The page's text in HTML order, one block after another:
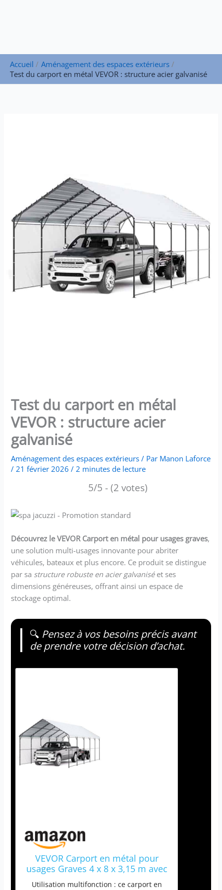
Accueil
Aménagement des espaces extérieurs
Test du carport en métal VEVOR : structure acier galvanisé
Test du carport en métal
VEVOR : structure acier
galvanisé
Aménagement des espaces extérieurs / Par Manon Laforce
/21 février 2026/2 minutes de lecture
5/5 - (2 votes)
Découvrez le VEVOR Carport en métal pour usages graves,
une solution multi-usages innovante pour abriter
véhicules, bateaux et plus encore. Ce produit se distingue
par sa structure robuste en acier galvaniséet ses
dimensions généreuses, offrant ainsi un espace de
stockage optimal.
🔍 Pensez à vos besoins précis avant
de prendre votre décision d’achat.
VEVOR Carport en métal pour
usages Graves 4 x 8 x 3,15 m avec
Structure et Toit en Acier
Utilisation multifonction : ce carport en